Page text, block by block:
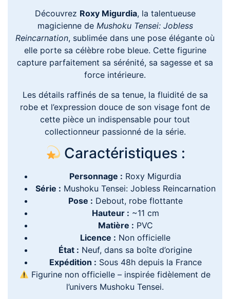
Découvrez Roxy Migurdia, la talentueuse
magicienne de Mushoku Tensei: Jobless
Reincarnation, sublimée dans une pose élégante où
elle porte sa célèbre robe bleue. Cette figurine
capture parfaitement sa sérénité, sa sagesse et sa
force intérieure.
Les détails raffinés de sa tenue, la fluidité de sa
robe et l’expression douce de son visage font de
cette pièce un indispensable pour tout
collectionneur passionné de la série.
Caractéristiques :
Personnage : Roxy Migurdia
Série : Mushoku Tensei: Jobless Reincarnation
Pose : Debout, robe flottante
Hauteur : ~11 cm
Matière : PVC
Licence : Non officielle
État : Neuf, dans sa boîte d’origine
Expédition : Sous 48h depuis la France
Figurine non officielle – inspirée fidèlement de
l’univers Mushoku Tensei.